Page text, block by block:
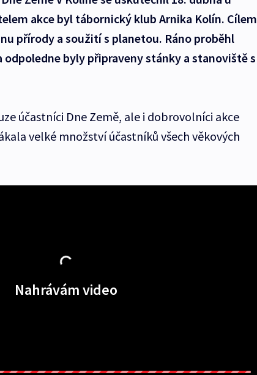
akce byl tábornický klub Arnika Kolín. Cílem
přírody a soužití s planetou. Ráno proběhl
odpoledne byly připraveny stánky a stanoviště s
účastníci Dne Země, ale i dobrovolníci akce
velké množství účastníků všech věkových
Nahrávám video